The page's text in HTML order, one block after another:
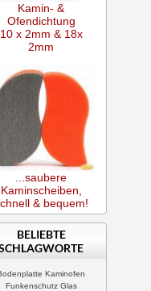
Kamin- &
Ofendichtung
10 x 2mm & 18x
2mm
...saubere
Kaminscheiben,
& bequem!
BELIEBTE
Kaminofen
Funkenschutz Glas